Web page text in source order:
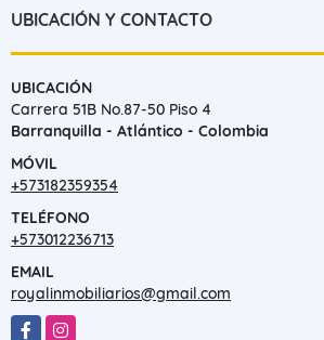
UBICACIÓN Y CONTACTO
UBICACIÓN
Carrera 51B No.87-50 Piso 4
Barranquilla - Atlántico - Colombia
MÓVIL
+573182359354
TELÉFONO
+573012236713
EMAIL
royalinmobiliarios@gmail.com
FacebookInstagram